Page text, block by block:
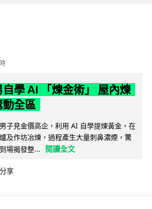
學 AI 「煉金術」 屋內煉
動全區
子見金價高企，利用 AI 自學提煉黃金，在
及作坊冶煉，過程產生大量刺鼻濃煙，驚
場揭發整...
閱讀全文
分享